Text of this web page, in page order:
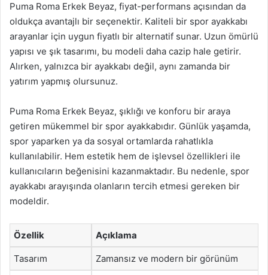
Puma Roma Erkek Beyaz, fiyat-performans açısından da
oldukça avantajlı bir seçenektir. Kaliteli bir spor ayakkabı
arayanlar için uygun fiyatlı bir alternatif sunar. Uzun ömürlü
yapısı ve şık tasarımı, bu modeli daha cazip hale getirir.
Alırken, yalnızca bir ayakkabı değil, aynı zamanda bir
yatırım yapmış olursunuz.
Puma Roma Erkek Beyaz, şıklığı ve konforu bir araya
getiren mükemmel bir spor ayakkabıdır. Günlük yaşamda,
spor yaparken ya da sosyal ortamlarda rahatlıkla
kullanılabilir. Hem estetik hem de işlevsel özellikleri ile
kullanıcıların beğenisini kazanmaktadır. Bu nedenle, spor
ayakkabı arayışında olanların tercih etmesi gereken bir
modeldir.
Özellik Açıklama
Tasarım Zamansız ve modern bir görünüm